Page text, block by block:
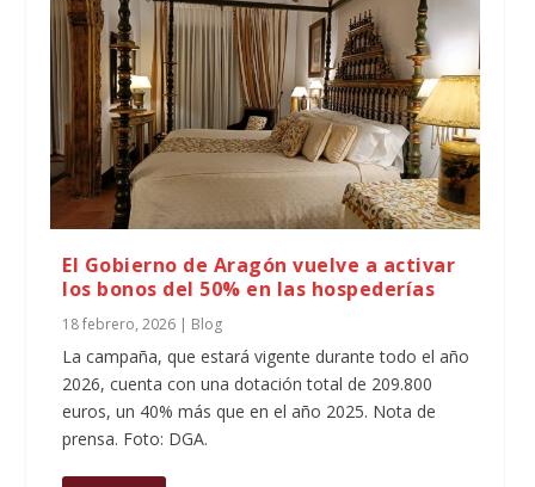
El Gobierno de Aragón vuelve a activar
los bonos del 50% en las hospederías
18 febrero, 2026 | Blog
La campaña, que estará vigente durante todo el año
2026, cuenta con una dotación total de 209.800
euros, un 40% más que en el año 2025. Nota de
prensa. Foto: DGA.